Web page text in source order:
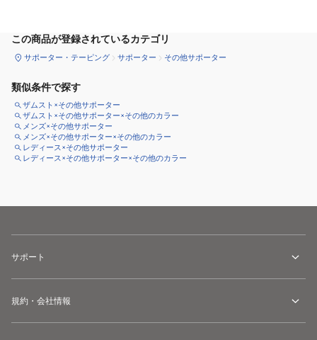
この商品が登録されているカテゴリ
サポーター・テーピング サポーター その他サポーター
類似条件で探す
ザムスト×その他サポーター
ザムスト×その他サポーター×その他のカラー
メンズ×その他サポーター
メンズ×その他サポーター×その他のカラー
レディース×その他サポーター
レディース×その他サポーター×その他のカラー
サポート
規約・会社情報